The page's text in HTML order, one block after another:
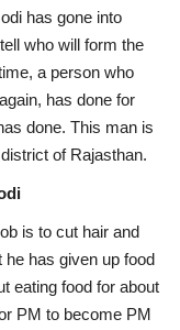
has gone into
who will form the
a person who
has done for
done. This man is
of Rajasthan.
is to cut hair and
has given up food
eating food for about
PM to become PM